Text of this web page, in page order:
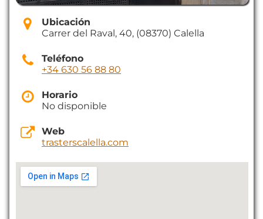
Ubicación
Carrer del Raval, 40, (08370) Calella
Teléfono
+34 630 56 88 80
Horario
No disponible
Web
trasterscalella.com